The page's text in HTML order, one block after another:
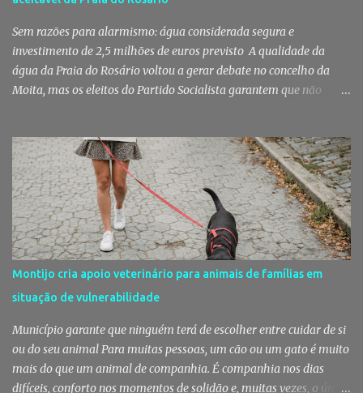
Livramento assinalou, no dia 31 de Julho, os 150 anos de existência
com uma cerimónia comemorativa na qual a Câmara Municipal
de Setúbal desta...
Sem razões para alarmismo: água considerada segura e
investimento de 2,5 milhões de euros previsto A qualidade da
água da Praia do Rosário voltou a gerar debate no concelho da
Moita, mas os eleitos do Partido Socialista garantem que não
classificação de "Qualidade Aceitável", - posição validada pela a
Agência Portuguesa do Ambiente a 29 de Julho - acusam
algumas informações de criarem preocupações injustificadas e
reforçam que a valorização daquele espaço passa por um
investimento de cerca de 2,5 milhões de euros previsto pela
Câmara Municipal. A praia é um dos espaços naturais mais
emblemáticos da Moita A reação surge depois de terem sido
divulgadas informações que levantaram dúvidas sobre as
condições da Praia do Rosário, levando os eleitos do Partido
Socialista na Câmara Municipal e Assembleia Municipal da Moita,
bem como na União das Freguesias de Gaio-R...
Montijo cria apoio veterinário para animais de famílias em
situação de vulnerabilidade
Município garante que ninguém terá de escolher entre cuidar de si
ou do seu animal Para muitas pessoas, um cão ou um gato é muito
mais do que um animal de companhia. É companhia nos dias
difíceis, conforto nos momentos de solidão e, muitas vezes, o único